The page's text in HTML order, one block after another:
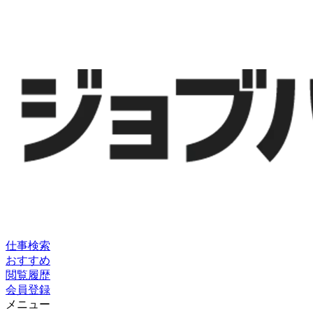
仕事検索
おすすめ
閲覧履歴
会員登録
メニュー